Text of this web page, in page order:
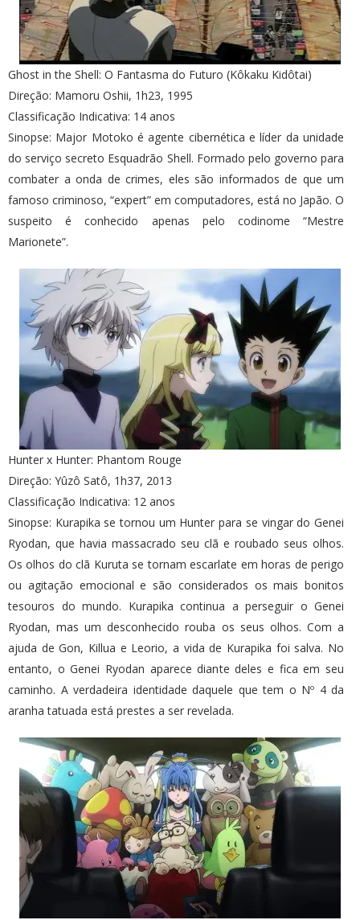
Ghost in the Shell: O Fantasma do Futuro (Kôkaku Kidôtai)
Direção: Mamoru Oshii, 1h23, 1995
Classificação Indicativa: 14 anos
Sinopse: Major Motoko é agente cibernética e líder da unidade
do serviço secreto Esquadrão Shell. Formado pelo governo para
combater a onda de crimes, eles são informados de que um
famoso criminoso, “expert” em computadores, está no Japão. O
suspeito é conhecido apenas pelo codinome “Mestre
Marionete”.
Hunter x Hunter: Phantom Rouge
Direção: Yûzô Satô, 1h37, 2013
Classificação Indicativa: 12 anos
Sinopse: Kurapika se tornou um Hunter para se vingar do Genei
Ryodan, que havia massacrado seu clã e roubado seus olhos.
Os olhos do clã Kuruta se tornam escarlate em horas de perigo
ou agitação emocional e são considerados os mais bonitos
tesouros do mundo. Kurapika continua a perseguir o Genei
Ryodan, mas um desconhecido rouba os seus olhos. Com a
ajuda de Gon, Killua e Leorio, a vida de Kurapika foi salva. No
entanto, o Genei Ryodan aparece diante deles e fica em seu
caminho. A verdadeira identidade daquele que tem o Nº 4 da
aranha tatuada está prestes a ser revelada.